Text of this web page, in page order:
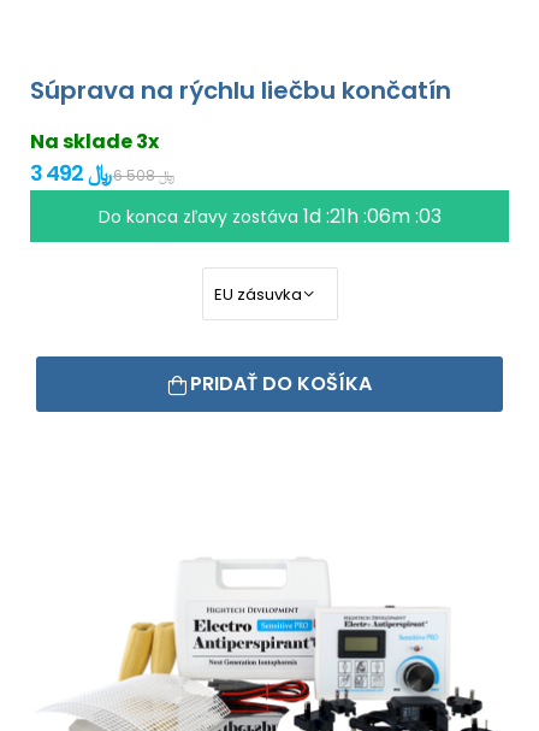
Súprava na rýchlu liečbu končatín
Na sklade 3x
3 492 ﷼ 6 508 ﷼
Do konca zľavy zostáva 1d :21h :06m :02
PRIDAŤ DO KOŠÍKA